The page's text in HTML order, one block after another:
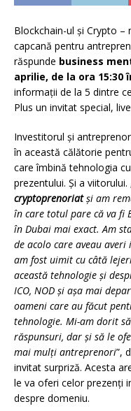
Blockchain-ul și Crypto –
capcană pentru
răspunde business
aprilie, de la ora 15:30
informații de la 5 dintre
Plus un invitat special,
Investitorul și
în această călătorie
care îmbină tehnologia
prezentului. Și a viitorului.
cryptoprenoriatși am
în care totul pare că va fi
în Dubai mai exact. Am
de acolo care aveau
am fost uimit cu câtă
această tehnologie și
ICO, NOD și așa mai
oameni care au făcut
tehnologie. Mi-am dorit
răspunsuri, dar și să le
mai mulți antreprenori”,
invitat surpriză. Acesta
le va oferi celor prezenți
despre domeniu.